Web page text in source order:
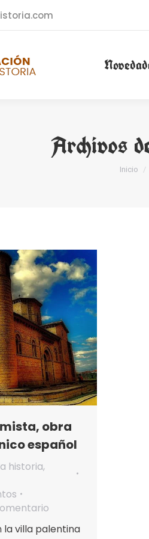
Archivos
Estás
Inicio
obra
español
historia,
la villa palentina